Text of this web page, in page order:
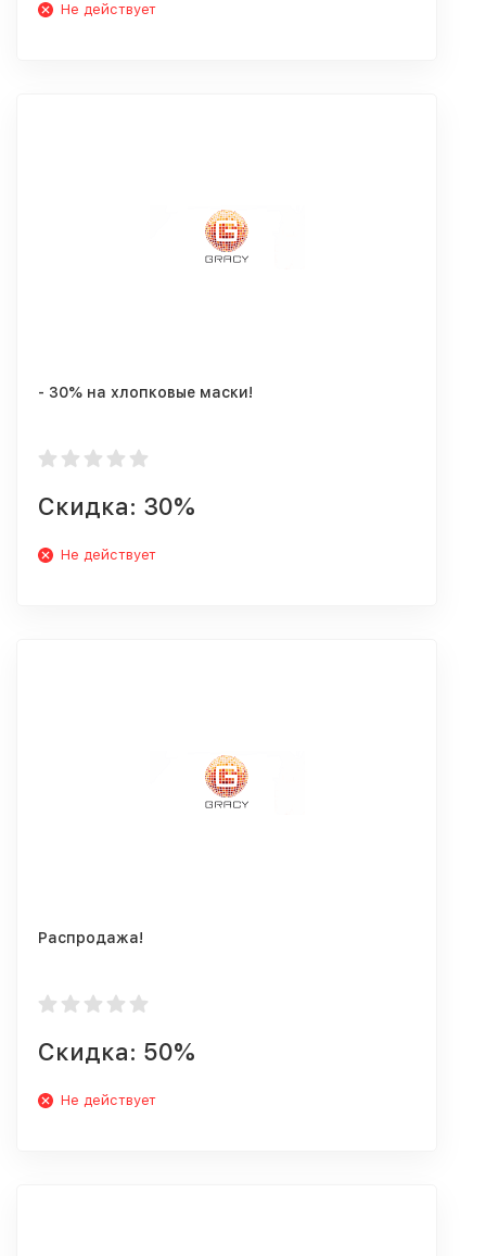
Не действует
- 30% на хлопковые маски!
Скидка: 30%
Не действует
Распродажа!
Скидка: 50%
Не действует